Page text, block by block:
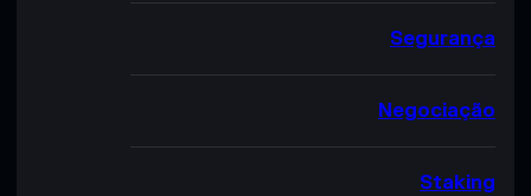
Segurança
Negociação
Staking